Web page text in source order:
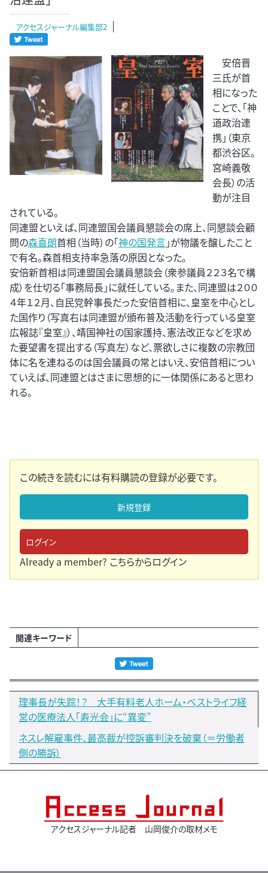
アクセスジャーナル編集部2
安倍晋
三氏が首
相になった
ことで、「神
道政治連
携」（東京
都渋谷区。
宮崎義敬
会長）の活
動が注目
されている。
同連盟といえば、同連盟国会議員懇談会の席上、同懇談会顧
問の森喜朗首相（当時）の「神の国発言」が物議を醸したこと
で有名。森首相支持率急落の原因となった。
安倍新首相は同連盟国会議員懇談会（衆参議員２２３名で構
成）を仕切る「事務局長」に就任している。また、同連盟は２００
４年１２月、自民党幹事長だった安倍首相に、皇室を中心とし
た国作り（写真右は同連盟が頒布普及活動を行っている皇室
広報誌『皇室』）、靖国神社の国家護持、憲法改正などを求め
た要望書を提出する（写真左）など、票欲しさに複数の宗教団
体に名を連ねるのは国会議員の常とはいえ、安倍首相につい
ていえば、同連盟とはさまに思想的に一体関係にあると思わ
れる。
この続きを読むには有料購読の登録が必要です。
新規登録
ログイン
Already a member? こちらからログイン
関連キーワード
理事長が失踪！？ 大手有料老人ホーム・ベストライフ経
営の医療法人「寿光会」に“異変”
ネスレ解雇事件、最高裁が控訴審判決を破棄（＝労働者
側の勝訴）
アクセスジャーナル記者 山岡俊介の取材メモ